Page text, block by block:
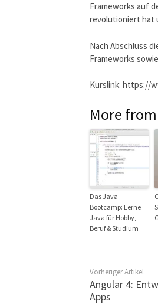
Frameworks auf
revolutioniert hat
Nach Abschluss
Frameworks
Kurslink: https://
More
Das Java –
Bootcamp: Lerne
Java für Hobby,
Beruf & Studium
Vorheriger Artikel
Angular 4:
Apps